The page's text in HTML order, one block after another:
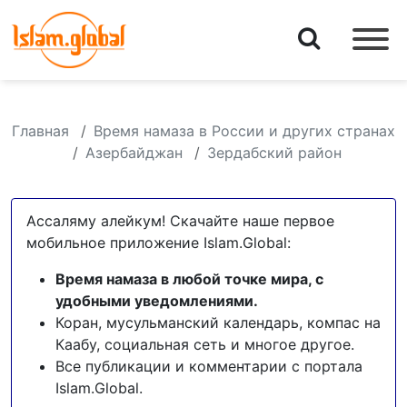
Главная
Время намаза в России и других странах
Азербайджан
Зердабский район
Ассаляму алейкум! Скачайте наше первое
мобильное приложение Islam.Global:
Время намаза в любой точке мира, с
удобными уведомлениями.
Коран, мусульманский календарь, компас на
Каабу, социальная сеть и многое другое.
Все публикации и комментарии с портала
Islam.Global.